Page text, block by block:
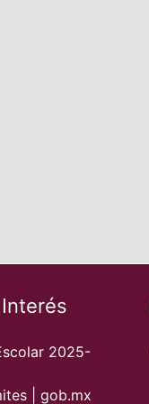
2025-
| gob.mx